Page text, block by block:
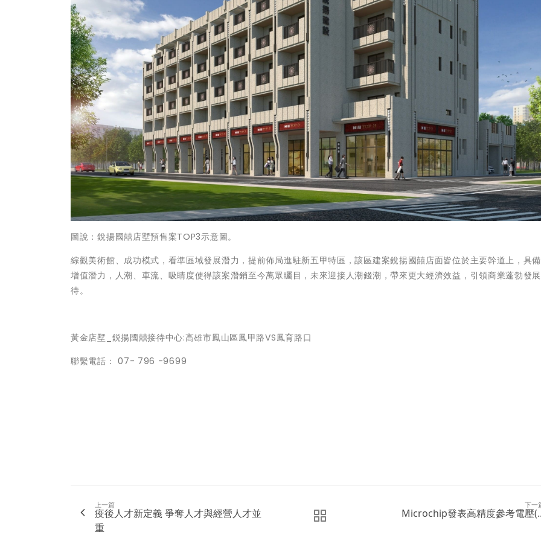
圖說：銳揚國囍店墅預售案TOP3示意圖。
綜觀美術館、成功模式，看準區域發展潛力，提前佈局進駐新五甲特區，該區建案銳揚國囍店面皆位於主要幹道上，具
增值潛力，人潮、車流、吸睛度使得該案潛銷至今萬眾矚目，未來迎接人潮錢潮，帶來更大經濟效益，引領商業蓬勃發
待。
黃金店墅_鋭揚國囍接待中心:高雄市鳳山區鳳甲路VS鳳育路口
聯繫電話： 07- 796 -9699
上一篇
疫後人才新定義 爭奪人才與經營人才並
重
下一
Microchip發表高精度參考電壓